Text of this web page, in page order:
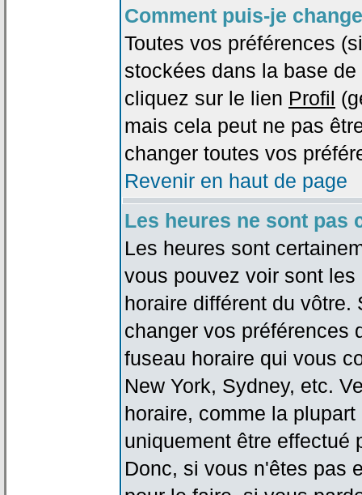
Comment puis-je
Toutes vos préférences
stockées dans la base
cliquez sur le lien Profil
mais cela peut ne pas
changer toutes vos
Revenir en haut de page
Les heures ne sont pas
Les heures sont
vous pouvez voir sont
horaire différent du
changer vos préférences
fuseau horaire qui vous
New York, Sydney, etc.
horaire, comme la
uniquement être effectué
Donc, si vous n'êtes pas